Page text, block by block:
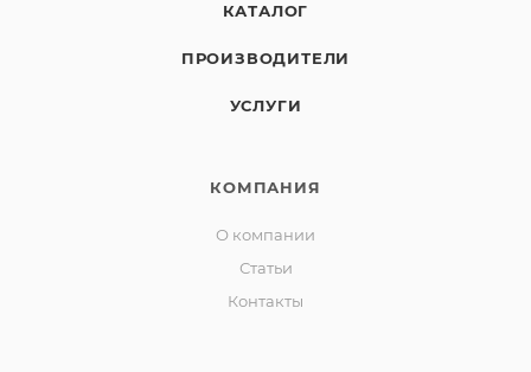
КАТАЛОГ
ПРОИЗВОДИТЕЛИ
УСЛУГИ
КОМПАНИЯ
О компании
Статьи
Контакты